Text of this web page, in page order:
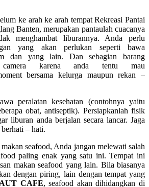
ke arah ke arah tempat Rekreasi Pantai
Banten, merupakan pantaulah cuacanya
menghambat liburannya. Anda perlu
yang akan perlukan seperti bawa
dan yang lain. Dan sebagian barang
camera karena anda tentu mau
bersama kelurga maupun rekan –
peralatan kesehatan (contohnya yaitu
obat, antiseptik). Persiapkanlah fisik
liburan anda berjalan secara lancar. Jaga
– hati.
seafood, Anda jangan melewati salah
paling enak yang satu ini. Tempat ini
makan seafood yang lain. Bila biasanya
dengan piring, lain dengan tempat yang
CAFE, seafood akan dihidangkan di